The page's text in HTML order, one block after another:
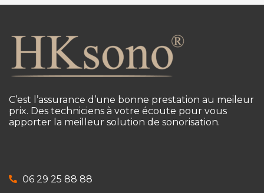
C’est l’assurance d’une bonne prestation au meileur
prix. Des techniciens à votre écoute pour vous
apporter la meilleur solution de sonorisation.
06 29 25 88 88